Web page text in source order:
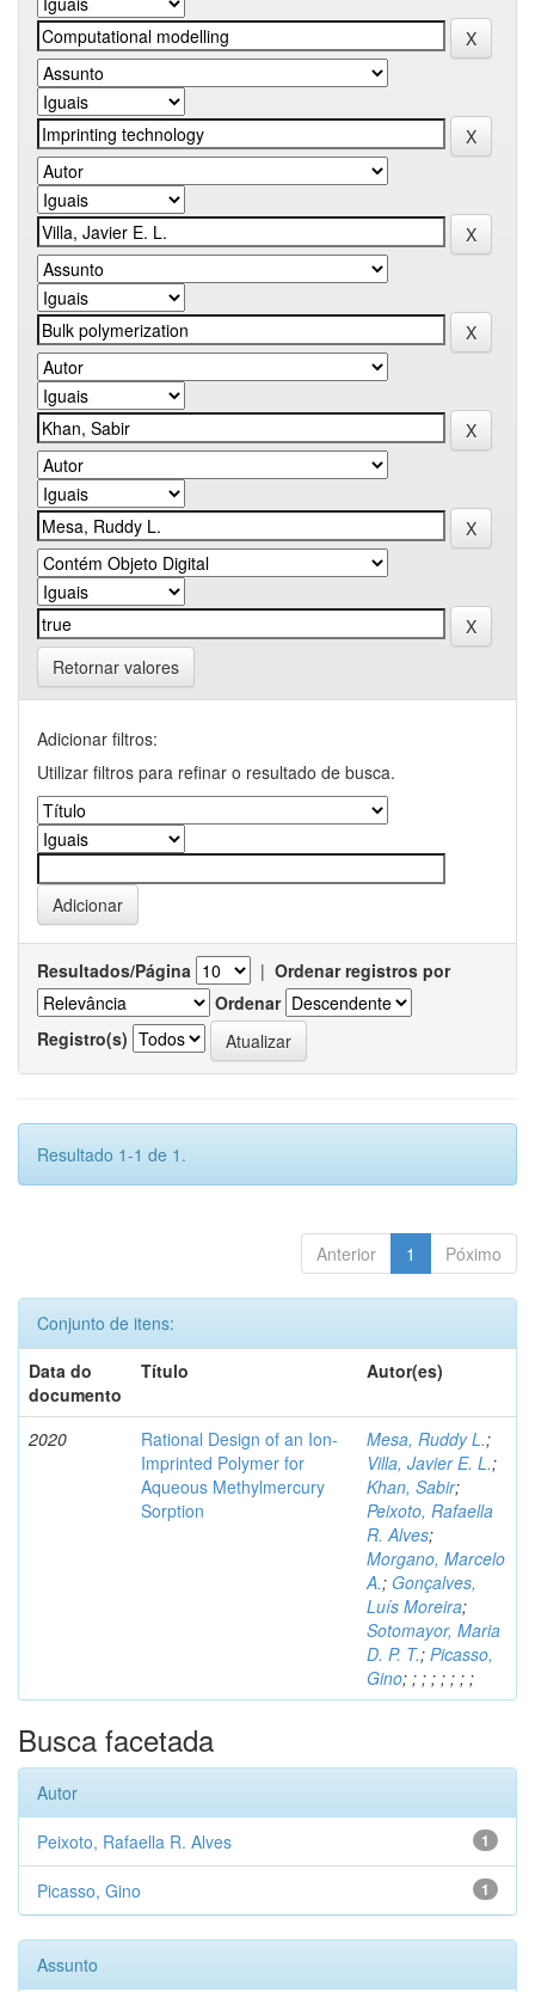
Retornar valores
Adicionar filtros:
Utilizar filtros para refinar o resultado de busca.
Resultados/Página | Ordenar registros por
Ordenar
Registro(s)
Resultado 1-1 de 1.
Anterior 1 Póximo
Conjunto de itens:
Data do
documento
Título Autor(es)
2020
Rational Design of an Ion-
Imprinted Polymer for
Aqueous Methylmercury
Sorption
Mesa, Ruddy L.;
Villa, Javier E. L.;
Khan, Sabir;
Peixoto, Rafaella
R. Alves;
Morgano, Marcelo
A.; Gonçalves,
Luís Moreira;
Sotomayor, Maria
D. P. T.; Picasso,
Gino; ; ; ; ; ; ; ;
Busca facetada
Autor
1
Peixoto, Rafaella R. Alves
1
Picasso, Gino
Assunto